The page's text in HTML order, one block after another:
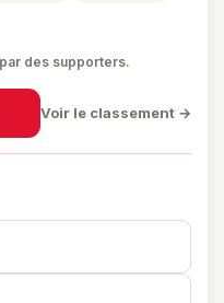
par des supporters.
Voir le classement →